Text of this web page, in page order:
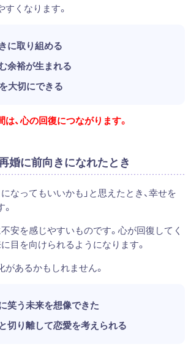
くなります。
に取り組める
余裕が生まれる
を大切にできる
、心の回復につながります。
婚に前向きになれたとき
なってもいいかも」と思えたとき、幸せを
安を感じやすいものです。心が回復してく
目を向けられるようになります。
あるかもしれません。
笑う未来を想像できた
切り離して恋愛を考えられる